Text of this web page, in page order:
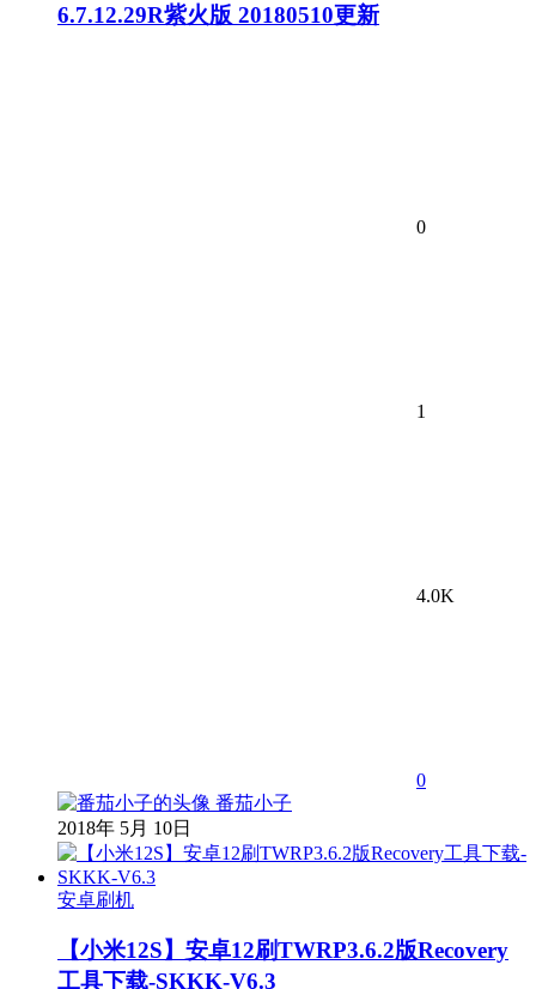
6.7.12.29R紫火版 20180510更新
0
1
4.0K
0
番茄小子
2018年 5月 10日
安卓刷机
【小米12S】安卓12刷TWRP3.6.2版Recovery
工具下载-SKKK-V6.3